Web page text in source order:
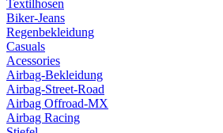
Textilhosen
Biker-Jeans
Regenbekleidung
Casuals
Acessories
Airbag-Bekleidung
Airbag-Street-Road
Airbag Offroad-MX
Airbag Racing